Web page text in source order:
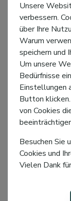
Unsere
verbessern.
über Ihre
Warum
speichern und
Um unsere
Bedürfnisse
Einstellungen
Button
von Cookies
Besuchen Sie
Cookies und
Vielen Dank